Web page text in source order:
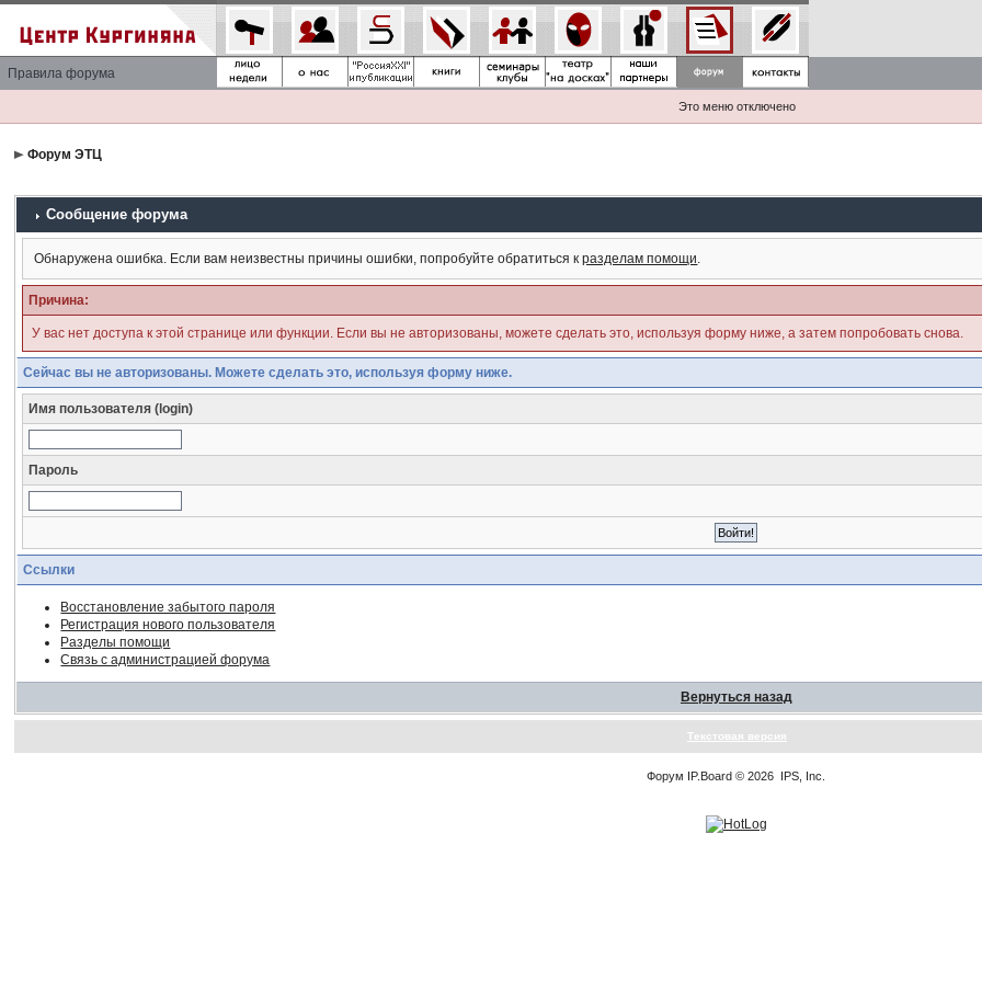
Правила форума
Это меню отключено
Форум ЭТЦ
Сообщение форума
Обнаружена ошибка. Если вам неизвестны причины ошибки, попробуйте обратиться кразделам помощи.
Причина:
У вас нет доступа к этой странице или функции. Если вы не авторизованы, можете сделать это, используя форму ниже, а затем попробовать снова.
Сейчас вы не авторизованы. Можете сделать это, используя форму ниже.
Имя пользователя (login)
Пароль
Ссылки
Восстановление забытого пароля
Регистрация нового пользователя
Разделы помощи
Связь с администрацией форума
Вернуться назад
Текстовая версия
Форум IP.Board © 2026 IPS, Inc